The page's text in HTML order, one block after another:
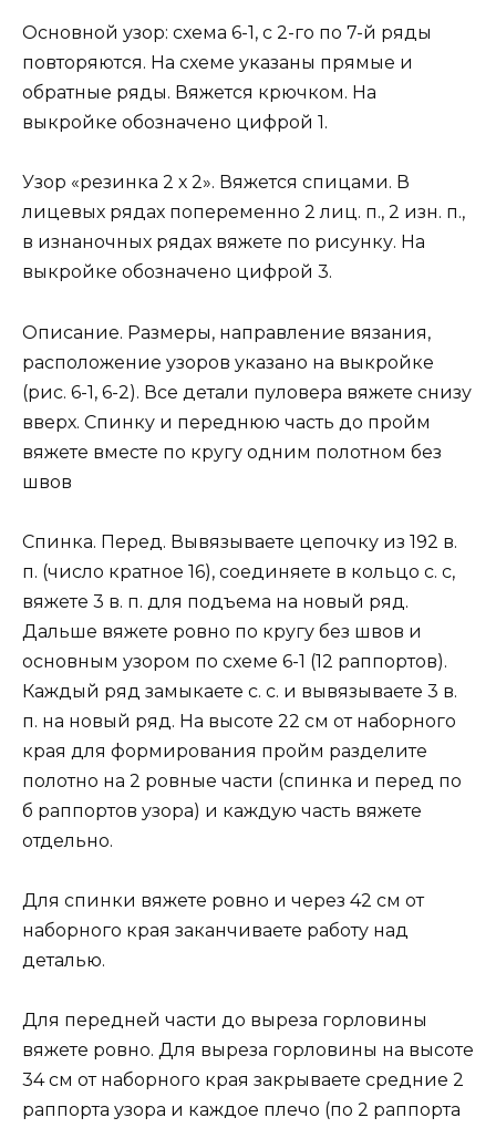
Основной узор: схема 6-1, с 2-го по 7-й ряды
повторяются. На схеме указаны прямые и
обратные ряды. Вяжется крючком. На
выкройке обозначено цифрой 1.
Узор «резинка 2 х 2». Вяжется спицами. В
лицевых рядах попеременно 2 лиц. п., 2 изн. п.,
в изнаночных рядах вяжете по рисунку. На
выкройке обозначено цифрой 3.
Описание. Размеры, направление вязания,
расположение узоров указано на выкройке
(рис. 6-1, 6-2). Все детали пуловера вяжете снизу
вверх. Спинку и переднюю часть до пройм
вяжете вместе по кругу одним полотном без
швов
Спинка. Перед. Вывязываете цепочку из 192 в.
п. (число кратное 16), соединяете в кольцо с. с,
вяжете 3 в. п. для подъема на новый ряд.
Дальше вяжете ровно по кругу без швов и
основным узором по схеме 6-1 (12 раппортов).
Каждый ряд замыкаете с. с. и вывязываете 3 в.
п. на новый ряд. На высоте 22 см от наборного
края для формирования пройм разделите
полотно на 2 ровные части (спинка и перед по
б раппортов узора) и каждую часть вяжете
отдельно.
Для спинки вяжете ровно и через 42 см от
наборного края заканчиваете работу над
деталью.
Для передней части до выреза горловины
вяжете ровно. Для выреза горловины на высоте
34 см от наборного края закрываете средние 2
раппорта узора и каждое плечо (по 2 раппорта